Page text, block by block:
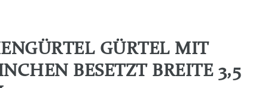
GÜRTEL MIT
BESETZT BREITE 3,5